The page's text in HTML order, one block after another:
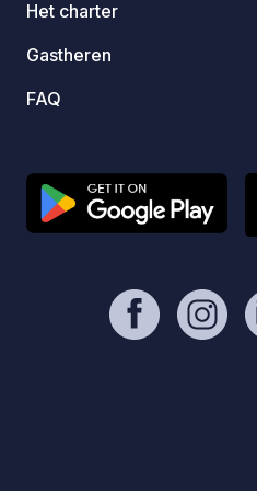
Het charter
Gastheren
FAQ